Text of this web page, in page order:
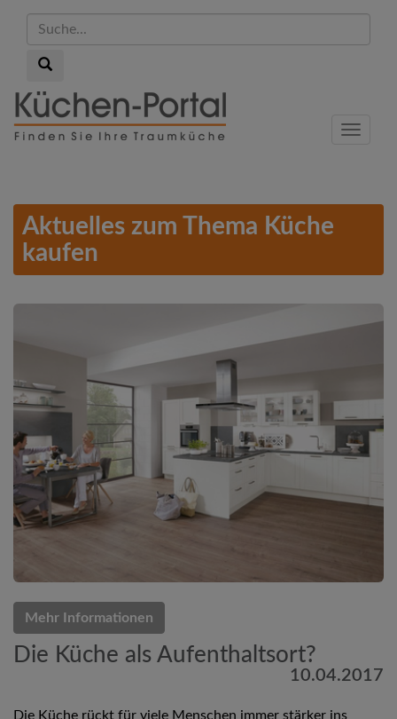
Suche...
Skip
to
main
Menu
Aktuelles zum Thema Küche
kaufen
Mehr Informationen
Die Küche als Aufenthaltsort?
10.04.2017
Die Küche rückt für viele Menschen immer stärker ins